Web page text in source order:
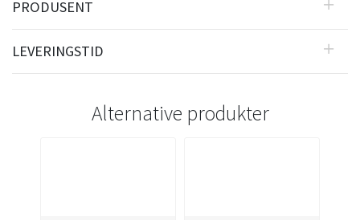
PRODUSENT
LEVERINGSTID
Alternative produkter